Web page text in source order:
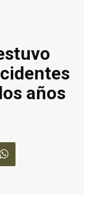
años